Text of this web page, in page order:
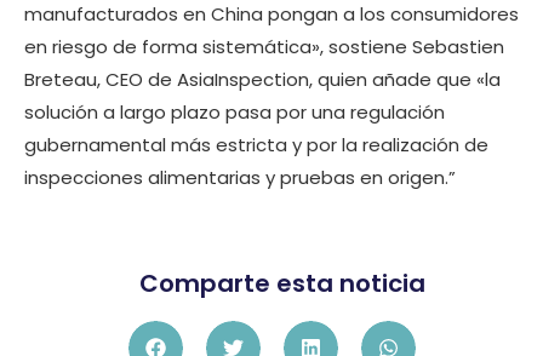
manufacturados en China pongan a los consumidores
en riesgo de forma sistemática», sostiene Sebastien
Breteau, CEO de AsiaInspection, quien añade que «la
solución a largo plazo pasa por una regulación
gubernamental más estricta y por la realización de
inspecciones alimentarias y pruebas en origen.”
Comparte esta noticia